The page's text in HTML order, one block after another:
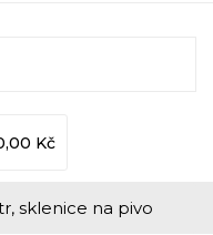
Kč
sklenice na pivo